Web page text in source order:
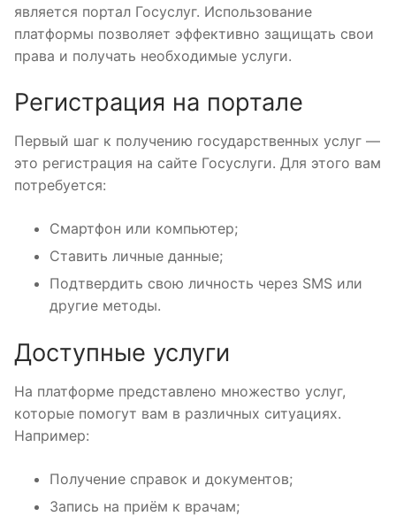
является портал Госуслуг. Использование
платформы позволяет эффективно защищать свои
права и получать необходимые услуги.
Регистрация на портале
Первый шаг к получению государственных услуг —
это регистрация на сайте Госуслуги. Для этого вам
потребуется:
Смартфон или компьютер;
Ставить личные данные;
Подтвердить свою личность через SMS или
другие методы.
Доступные услуги
На платформе представлено множество услуг,
которые помогут вам в различных ситуациях.
Например:
Получение справок и документов;
Запись на приём к врачам;